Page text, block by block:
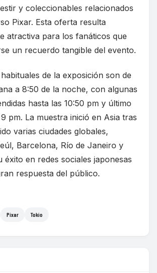
y coleccionables relacionados
Pixar. Esta oferta resulta
atractiva para los fanáticos que
un recuerdo tangible del evento.
de la exposición son de
a 8:50 de la noche, con algunas
hasta las 10:50 pm y último
pm. La muestra inició en Asia tras
varias ciudades globales,
Barcelona, Río de Janeiro y
éxito en redes sociales japonesas
respuesta del público.
Pixar Tokio